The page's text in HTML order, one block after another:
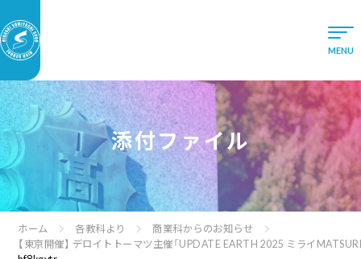
添付ファイル
ホーム 各教科より
商業科からのお知らせ
【東京開催】 デロイトトーマツ主催「UPDATE EARTH 2025 ミライ